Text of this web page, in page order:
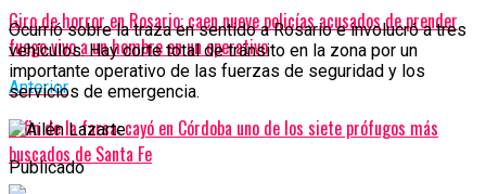
Giro de horror en Rosario: caen nueve policías acusados de prender
fuego vivo a un hombre en un operativo
Anterior
El fin de la farsa: cayó en Córdoba uno de los siete prófugos más
buscados de Santa Fe
Ocurrió sobre la traza en sentido a Rosario e involucró a tres
vehículos. Hay corte total de tránsito en la zona por un
importante operativo de las fuerzas de seguridad y los
servicios de emergencia.
Publicado